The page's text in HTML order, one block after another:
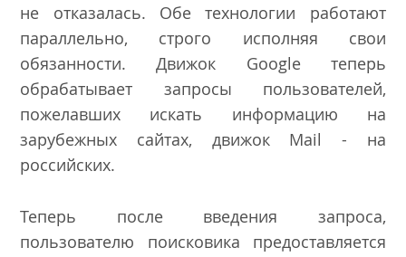
не отказалась. Обе технологии работают
параллельно, строго исполняя свои
обязанности. Движок Google теперь
обрабатывает запросы пользователей,
пожелавших искать информацию на
зарубежных сайтах, движок Mail - на
российских.
Теперь после введения запроса,
пользователю поисковика предоставляется